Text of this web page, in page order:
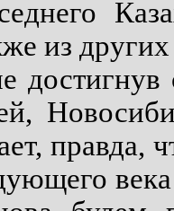
из
достигнув
правда,